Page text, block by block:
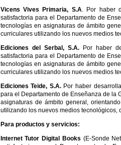
Vicens Vives Primaria, S.A. Por haber
satisfactoria para el Departamento de
tecnologías en asignaturas de ámbito
curriculares utilizando los nuevos medios
Ediciones del Serbal, S.A.
Por haber
satisfactoria para el Departamento de
tecnologías en asignaturas de ámbito
curriculares utilizando los nuevos medios
Ediciones Teide, S.A. Por haber
para el Departamento de Enseñanza de la
asignaturas de ámbito general,
utilizando los nuevos medios
Para productos y servicios:
Internet Tutor Digital Books (E-Sonde